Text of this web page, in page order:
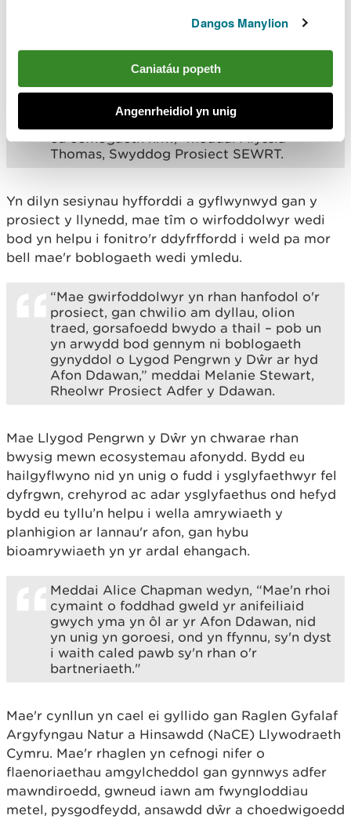
Dangos Manylion
Caniatáu popeth
Angenrheidiol yn unig
“Rydyn ni wedi gweithio'n agos gyda
pherchnogion tir i sicrhau bod gan y
Llygod Pengrwn y Dŵr ddigon o fwyd a
lloches i ffynnu yn y gwyllt. Ni fyddai'r
ailgyflwyno yma wedi bod yn bosibl heb
eu cefnogaeth nhw,” meddai Alyssia
Thomas, Swyddog Prosiect SEWRT.
Yn dilyn sesiynau hyfforddi a gyflwynwyd gan y
prosiect y llynedd, mae tîm o wirfoddolwyr wedi
bod yn helpu i fonitro'r ddyfrffordd i weld pa mor
bell mae'r boblogaeth wedi ymledu.
“Mae gwirfoddolwyr yn rhan hanfodol o'r
prosiect, gan chwilio am dyllau, olion
traed, gorsafoedd bwydo a thail – pob un
yn arwydd bod gennym ni boblogaeth
gynyddol o Lygod Pengrwn y Dŵr ar hyd
Afon Ddawan,” meddai Melanie Stewart,
Rheolwr Prosiect Adfer y Ddawan.
Mae Llygod Pengrwn y Dŵr yn chwarae rhan
bwysig mewn ecosystemau afonydd. Bydd eu
hailgyflwyno nid yn unig o fudd i ysglyfaethwyr fel
dyfrgwn, crehyrod ac adar ysglyfaethus ond hefyd
bydd eu tyllu’n helpu i wella amrywiaeth y
planhigion ar lannau'r afon, gan hybu
bioamrywiaeth yn yr ardal ehangach.
Meddai Alice Chapman wedyn, “Mae'n rhoi
cymaint o foddhad gweld yr anifeiliaid
gwych yma yn ôl ar yr Afon Ddawan, nid
yn unig yn goroesi, ond yn ffynnu, sy'n dyst
i waith caled pawb sy'n rhan o'r
bartneriaeth."
Mae'r cynllun yn cael ei gyllido gan Raglen Gyfalaf
Argyfyngau Natur a Hinsawdd (NaCE) Llywodraeth
Cymru. Mae'r rhaglen yn cefnogi nifer o
flaenoriaethau amgylcheddol gan gynnwys adfer
mawndiroedd, gwneud iawn am fwyngloddiau
metel, pysgodfeydd, ansawdd dŵr a choedwigoedd